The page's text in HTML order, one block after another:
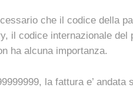
che il codice della
il codice internazionale
ha alcuna importanza.
la fattura e’ andata